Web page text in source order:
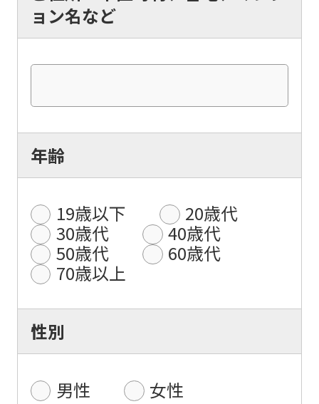
ョン名など
年齢
19歳以下
20歳代
30歳代
40歳代
50歳代
60歳代
70歳以上
性別
男性 女性